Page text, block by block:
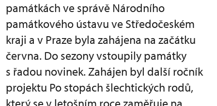
památkách ve správě Národního
památkového ústavu ve Středočeském
kraji a v Praze byla zahájena na začátku
června. Do sezony vstoupily památky
s řadou novinek. Zahájen byl další ročník
projektu Po stopách šlechtických rodů,